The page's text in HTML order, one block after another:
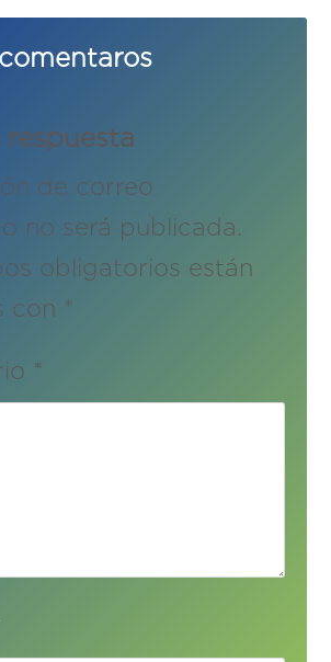
respuesta
de correo
no será publicada.
obligatorios están
con *
*